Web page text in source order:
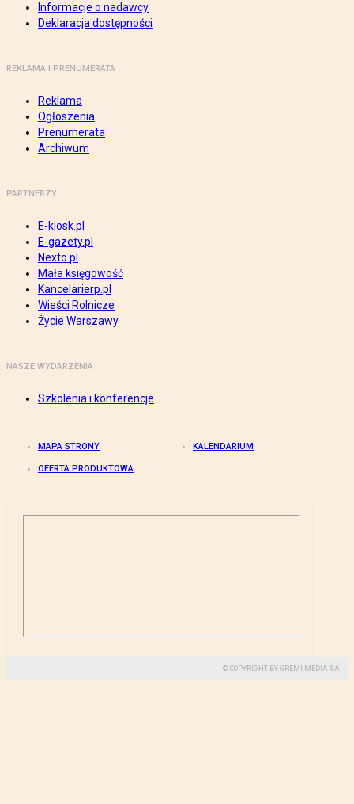
Informacje o nadawcy
Deklaracja dostępności
REKLAMA I PRENUMERATA
Reklama
Ogłoszenia
Prenumerata
Archiwum
PARTNERZY
E-kiosk.pl
E-gazety.pl
Nexto.pl
Mała księgowość
Kancelarierp.pl
Wieści Rolnicze
Życie Warszawy
NASZE WYDARZENIA
Szkolenia i konferencje
MAPA STRONY KALENDARIUM
OFERTA PRODUKTOWA
© COPYRIGHT BY GREMI MEDIA SA